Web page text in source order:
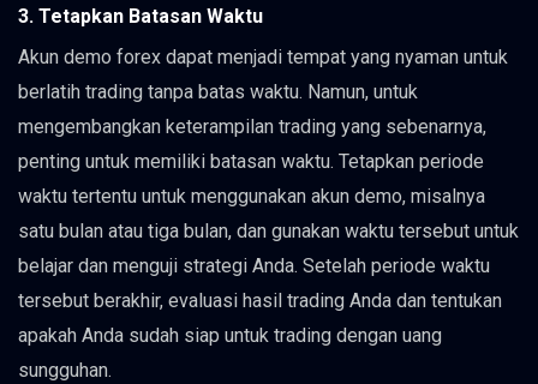
3. Tetapkan Batasan Waktu
Akun demo forex dapat menjadi tempat yang nyaman untuk
berlatih trading tanpa batas waktu. Namun, untuk
mengembangkan keterampilan trading yang sebenarnya,
penting untuk memiliki batasan waktu. Tetapkan periode
waktu tertentu untuk menggunakan akun demo, misalnya
satu bulan atau tiga bulan, dan gunakan waktu tersebut untuk
belajar dan menguji strategi Anda. Setelah periode waktu
tersebut berakhir, evaluasi hasil trading Anda dan tentukan
apakah Anda sudah siap untuk trading dengan uang
sungguhan.